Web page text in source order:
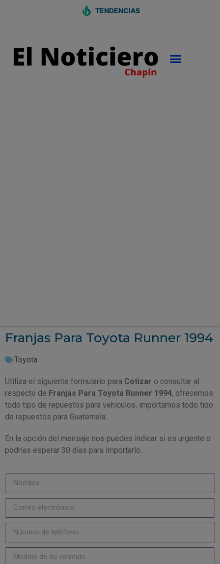
TENDENCIAS
Franjas Para Toyota Runner 1994
Toyota
Utiliza el siguiente formulario para Cotizar o consultar al
respecto de Franjas Para Toyota Runner 1994, ofrecemos
todo tipo de repuestos para vehículos, importamos todo tipo
de repuestos para Guatemala.
En la opción del mensaje nos puedes indicar si es urgente o
podrías esperar 30 días para importarlo.